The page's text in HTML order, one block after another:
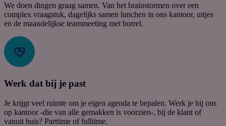
We doen dingen graag samen. Van het brainstormen over een
complex vraagstuk, dagelijks samen lunchen in ons kantoor, uitjes
en de maandelijkse teammeeting met borrel.
Werk dat bij je past
Je krijgt veel ruimte om je eigen agenda te bepalen. Werk je bij ons
op kantoor -die van alle gemakken is voorzien-, bij de klant of
vanuit huis? Parttime of fulltime.